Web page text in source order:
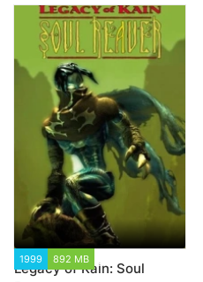
1999 892 MB
Legacy of Kain: Soul